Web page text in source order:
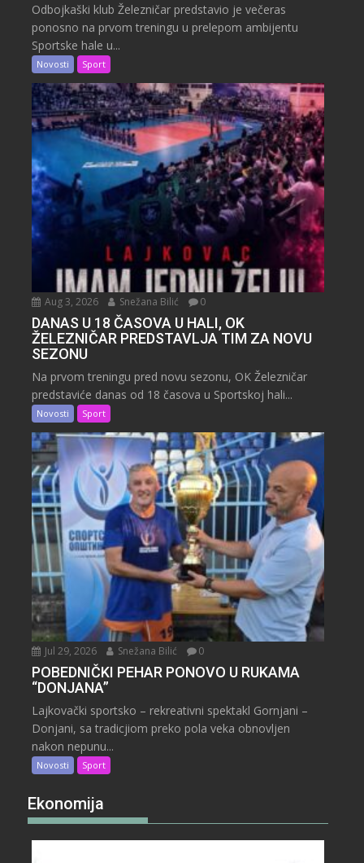
Odbojkaški klub Železničar predstavio je večeras
ponosno na prvom treningu u prelepom ambijentu
Sportske hale u...
Novosti Sport
Aug 3, 2026 Snežana Bilić 0
DANAS U 18 ČASOVA U HALI, OK
ŽELEZNIČAR PREDSTAVLJA TIM ZA NOVU
SEZONU
Na prvom treningu pred novu sezonu, OK Železničar
predstaviće danas od 18 časova u Sportskoj hali...
Novosti Sport
Jul 29, 2026 Snežana Bilić 0
POBEDNIČKI PEHAR PONOVO U RUKAMA
“DONJANA”
Lajkovački sportsko – rekreativni spektakl Gornjani –
Donjani, sa tradicjiom preko pola veka obnovljen
nakon nepunu...
Novosti Sport
Ekonomija